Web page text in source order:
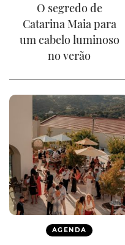
O segredo de
Catarina Maia para
um cabelo luminoso
no verão
AGENDA